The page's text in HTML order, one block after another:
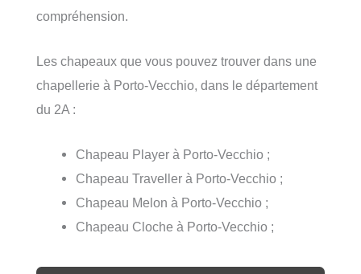
compréhension.
Les chapeaux que vous pouvez trouver dans une
chapellerie à Porto-Vecchio, dans le département
du 2A :
Chapeau Player à Porto-Vecchio ;
Chapeau Traveller à Porto-Vecchio ;
Chapeau Melon à Porto-Vecchio ;
Chapeau Cloche à Porto-Vecchio ;